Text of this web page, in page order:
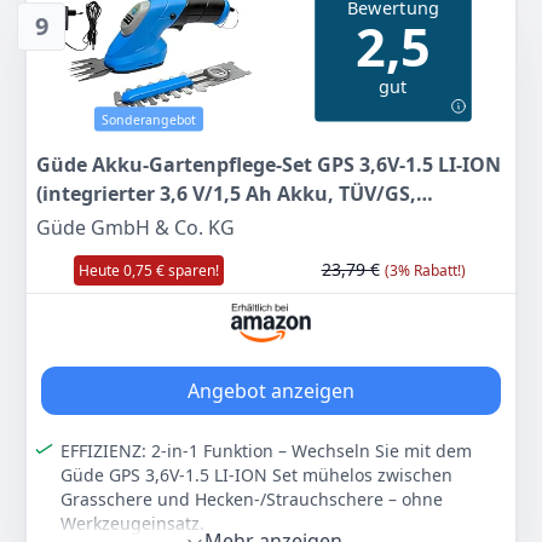
kommt auch leicht in kleine Ecken
PERFEKTES DESIGN – Die Strom Kabel Verlängerung
einfach durch die Kabelzugentlastung geführt
werden. Die leichte Heckenschere liegt sehr gut in der
Hand
SICHERHEIT – Der elektrische Heckenschneider ist mit
zwei Sicherheitsschaltern und elektrischer
Messerbremse ausgestattet. Der Handschutz und der
zusätzliche Messerschutz machen die elektronische
Gartenschere extra sicher
HECHT MARKENQUALITÄT – Bei HECHT finden Sie
Gartengeräte und Zubehör. Ob Akku- oder Benzin
Heckenscheren, Hedge Trimmer, manuelle
Grasscheren oder eine Teleskop Akkuheckenschere
mit Ladegerät – alles in HECHT Markenqualität
Hersteller
6799 €
UVP: 79,99 € -15%
9
Sonderangebot
Bewertung
2,5
gut
Güde Akku-Gartenpflege-Set GPS 3,6V-1.5 LI-ION
(integrierter 3,6 V/1,5 Ah Akku, TÜV/GS,
Gartenschere 70 mm, Hecken-/Strauchschere
100 mm für Äste bis ø 8 mm, werkzeugloses
Umstecken, inkl. Ladegerät)
Güde GmbH & Co. KG
Heute 0,75 € sparen! 23,79 € (3% Rabatt!)
Angebot anzeigen
EFFIZIENZ: 2-in-1 Funktion – Wechseln Sie mit dem
Güde GPS 3,6V-1.5 LI-ION Set mühelos zwischen
Grasschere und Hecken-/Strauchschere – ohne
Werkzeugeinsatz.